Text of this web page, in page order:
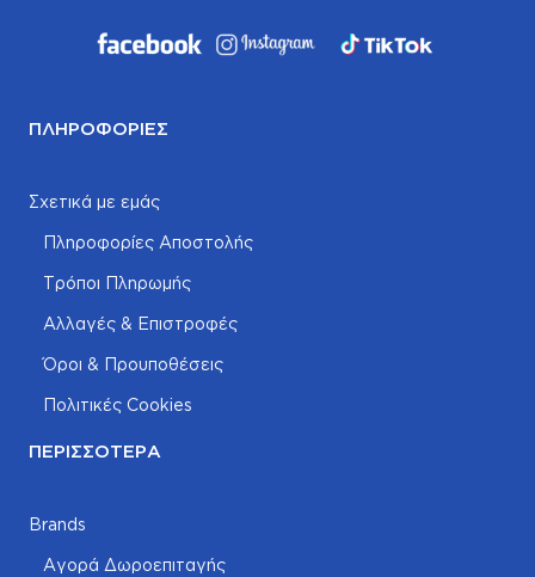
ΠΛΗΡΟΦΟΡΊΕΣ
Σχετικά με εμάς
Πληροφορίες Αποστολής
Τρόποι Πληρωμής
Αλλαγές & Επιστροφές
Όροι & Προυποθέσεις
Πολιτικές Cookies
ΠΕΡΙΣΣΌΤΕΡΑ
Brands
Αγορά Δωροεπιταγής